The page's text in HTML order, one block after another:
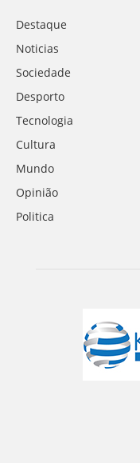
Destaque
Noticias
Sociedade
Desporto
Tecnologia
Cultura
Mundo
Opinião
Politica